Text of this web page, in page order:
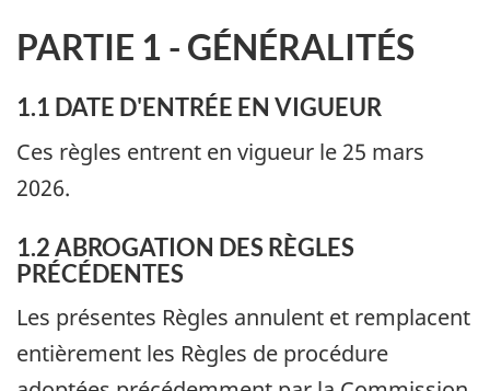
PARTIE 1 - GÉNÉRALITÉS
1.1 DATE D'ENTRÉE EN VIGUEUR
Ces règles entrent en vigueur le 25 mars
2026.
1.2 ABROGATION DES RÈGLES
PRÉCÉDENTES
Les présentes Règles annulent et remplacent
entièrement les Règles de procédure